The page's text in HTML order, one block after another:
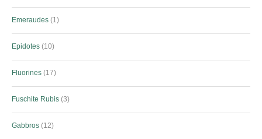
Emeraudes 1
Epidotes 10
Fluorines 17
Fuschite Rubis 3
Gabbros 12